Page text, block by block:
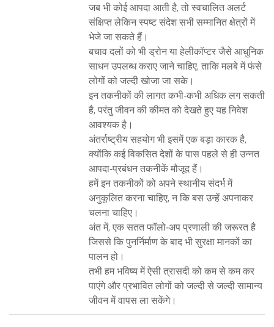
जब भी कोई आपदा आती है, तो स्वचालित अलर्ट
संक्षिप्त लेकिन स्पष्ट संदेश सभी सम्मानित क्षेत्रों में
भेजे जा सकते हैं।
बचाव दलों को भी ड्रोन या हेलीकॉप्टर जैसे आधुनिक
साधन उपलब्ध कराए जाने चाहिए, ताकि मलबे में फंसे
लोगों को जल्दी खोजा जा सके।
इन तकनीकों की लागत कभी‑कभी अधिक लग सकती
है, परंतु जीवन की कीमत को देखते हुए यह निवेश
आवश्यक है।
अंतर्राष्ट्रीय सहयोग भी इसमें एक बड़ा कारक है,
क्योंकि कई विकसित देशों के पास पहले से ही उन्नत
आपदा‑प्रबंधन तकनीकें मौजूद हैं।
हमें इन तकनीकों को अपने स्थानीय संदर्भ में
अनुकूलित करना चाहिए, न कि बस उन्हें अपनाकर
चलना चाहिए।
अंत में, एक सतत फॉलो‑अप प्रणाली की जरूरत है
जिससे कि पुनर्निर्माण के बाद भी सुरक्षा मानकों का
पालन हो।
तभी हम भविष्य में ऐसी त्रासदी को कम से कम कर
पाएंगे और प्रभावित लोगों को जल्दी से जल्दी सामान्य
जीवन में वापस ला सकेंगे।